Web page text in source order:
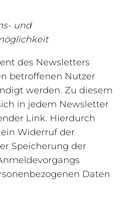
und
des Newsletters
betroffenen Nutzer
werden. Zu diesem
in jedem Newsletter
Link. Hierdurch
Widerruf der
Speicherung der
Daten